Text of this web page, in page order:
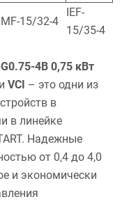
15/32-4
IEF-
15/35-4
4B 0,75 кВт
VCI – это одни из
в
в линейке
Надежные
от 0,4 до 4,0
и экономически